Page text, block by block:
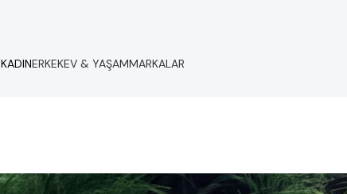
KADINERKEKEV & YAŞAMMARKALAR